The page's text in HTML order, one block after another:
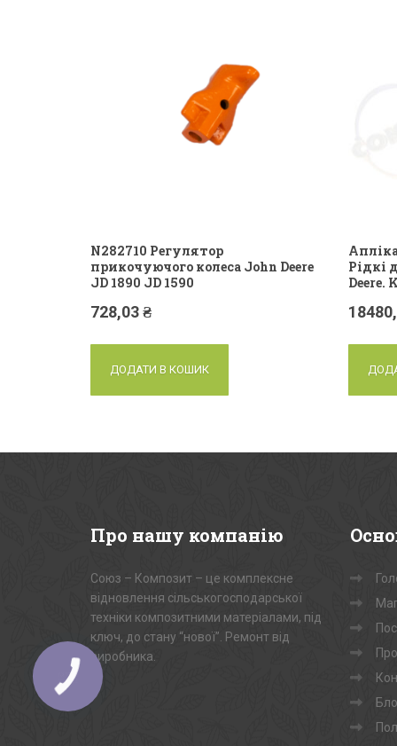
N282710 Регулятор
прикочуючого колеса John Deere
JD 1890 JD 1590
728,03₴
ДОДАТИ В КОШИК
Рідкі
Deere.
Про нашу компанію
Союз – Композит – це комплексне
відновлення сільськогосподарської
техніки композитними матеріалами, під
ключ, до стану “нової”. Ремонт від
виробника.